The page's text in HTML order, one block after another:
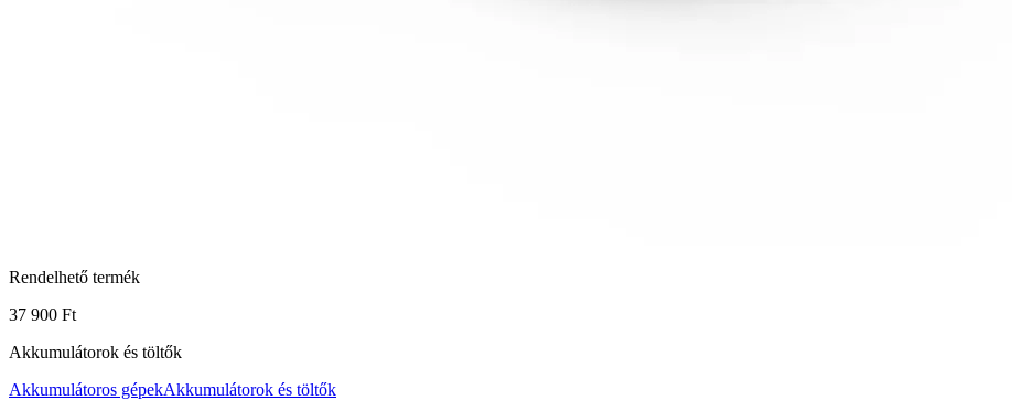
Rendelhető termék
37 900 Ft
Akkumulátorok és töltők
Akkumulátoros gépekAkkumulátorok és töltők